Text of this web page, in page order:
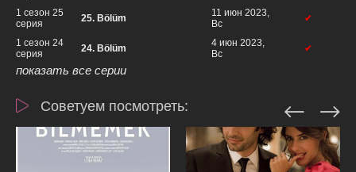
1 сезон 25
серия
25. Bölüm
11 июн 2023,
Вс
✔
1 сезон 24
серия
24. Bölüm
4 июн 2023,
Вс
✔
показать все серии
Советуем посмотреть: